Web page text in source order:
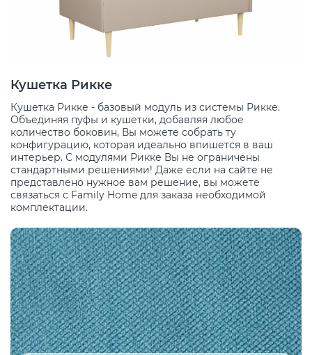
Кушетка Рикке
Кушетка Рикке - базовый модуль из системы Рикке.
Объединяя пуфы и кушетки, добавляя любое
количество боковин, Вы можете собрать ту
конфигурацию, которая идеально впишется в ваш
интерьер. С модулями Рикке Вы не ограничены
стандартными решениями! Даже если на сайте не
представлено нужное вам решение, вы можете
связаться с Family Home для заказа необходимой
комплектации.